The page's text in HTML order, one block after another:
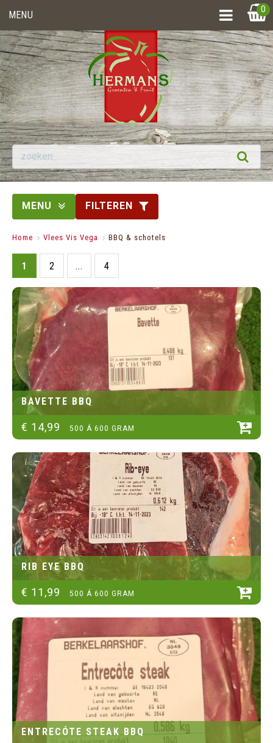
0
MENU
MENU FILTEREN
Home > Vlees Vis Vega > BBQ & schotels
1 2 ... 4
BAVETTE BBQ
€ 14,99 500 Á 600 GRAM
RIB EYE BBQ
€ 11 ,99 500 Á 600 GRAM
ENTRECÓTE STEAK BBQ